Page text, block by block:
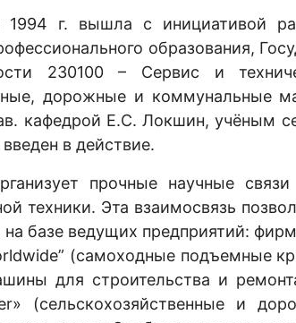
г. вышла с инициативой
образования,
230100 – Сервис и
дорожные и коммунальные
кафедрой Е.С. Локшин, учёным
в действие.
прочные научные
техники. Эта взаимосвязь
на базе ведущих предприятий:
(самоходные подъемные
для строительства и
(сельскохозяйственные и